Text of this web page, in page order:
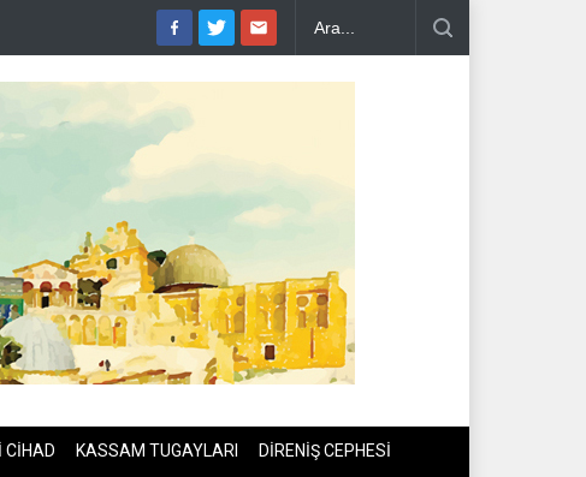
TEBRİK TELEFONU.. İSLAMİ CİHAD: SİYONİST DÜŞMAN
CİHAD KASSAM TUGAYLARI DİRENİŞ CEPHESİ